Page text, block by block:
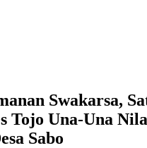
Swakarsa,
Tojo Una-Una
Sabo